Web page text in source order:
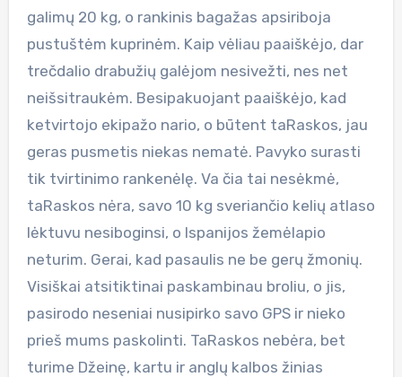
galimų 20 kg, o rankinis bagažas apsiriboja
pustuštėm kuprinėm. Kaip vėliau paaiškėjo, dar
trečdalio drabužių galėjom nesivežti, nes net
neišsitraukėm. Besipakuojant paaiškėjo, kad
ketvirtojo ekipažo nario, o būtent taRaskos, jau
geras pusmetis niekas nematė. Pavyko surasti
tik tvirtinimo rankenėlę. Va čia tai nesėkmė,
taRaskos nėra, savo 10 kg sveriančio kelių atlaso
lėktuvu nesiboginsi, o Ispanijos žemėlapio
neturim. Gerai, kad pasaulis ne be gerų žmonių.
Visiškai atsitiktinai paskambinau broliu, o jis,
pasirodo neseniai nusipirko savo GPS ir nieko
prieš mums paskolinti. TaRaskos nebėra, bet
turime Džeinę, kartu ir anglų kalbos žinias